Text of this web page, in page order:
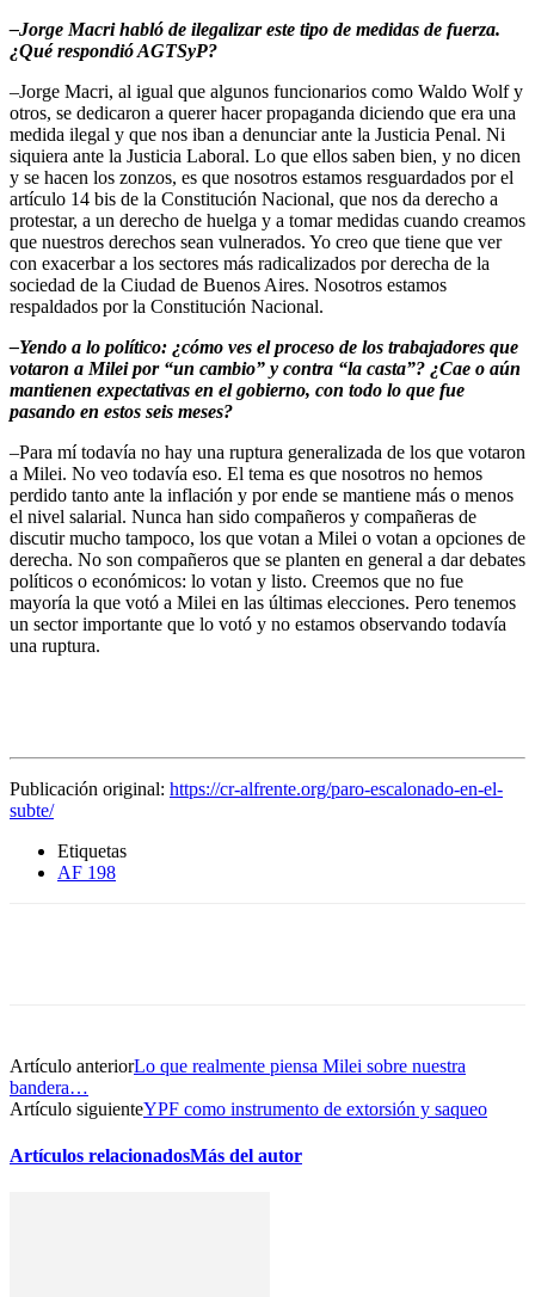
–Jorge Macri habló de ilegalizar este tipo de medidas de fuerza.
¿Qué respondió AGTSyP?
–Jorge Macri, al igual que algunos funcionarios como Waldo Wolf y
otros, se dedicaron a querer hacer propaganda diciendo que era una
medida ilegal y que nos iban a denunciar ante la Justicia Penal. Ni
siquiera ante la Justicia Laboral. Lo que ellos saben bien, y no dicen
y se hacen los zonzos, es que nosotros estamos resguardados por el
artículo 14 bis de la Constitución Nacional, que nos da derecho a
protestar, a un derecho de huelga y a tomar medidas cuando creamos
que nuestros derechos sean vulnerados. Yo creo que tiene que ver
con exacerbar a los sectores más radicalizados por derecha de la
sociedad de la Ciudad de Buenos Aires. Nosotros estamos
respaldados por la Constitución Nacional.
–Yendo a lo político: ¿cómo ves el proceso de los trabajadores que
votaron a Milei por “un cambio” y contra “la casta”? ¿Cae o aún
mantienen expectativas en el gobierno, con todo lo que fue
pasando en estos seis meses?
–Para mí todavía no hay una ruptura generalizada de los que votaron
a Milei. No veo todavía eso. El tema es que nosotros no hemos
perdido tanto ante la inflación y por ende se mantiene más o menos
el nivel salarial. Nunca han sido compañeros y compañeras de
discutir mucho tampoco, los que votan a Milei o votan a opciones de
derecha. No son compañeros que se planten en general a dar debates
políticos o económicos: lo votan y listo. Creemos que no fue
mayoría la que votó a Milei en las últimas elecciones. Pero tenemos
un sector importante que lo votó y no estamos observando todavía
una ruptura.
Publicación original: https://cr-alfrente.org/paro-escalonado-en-el-
subte/
Etiquetas
AF 198
Artículo anteriorLo que realmente piensa Milei sobre nuestra
bandera…
Artículo siguienteYPF como instrumento de extorsión y saqueo
Artículos relacionadosMás del autor